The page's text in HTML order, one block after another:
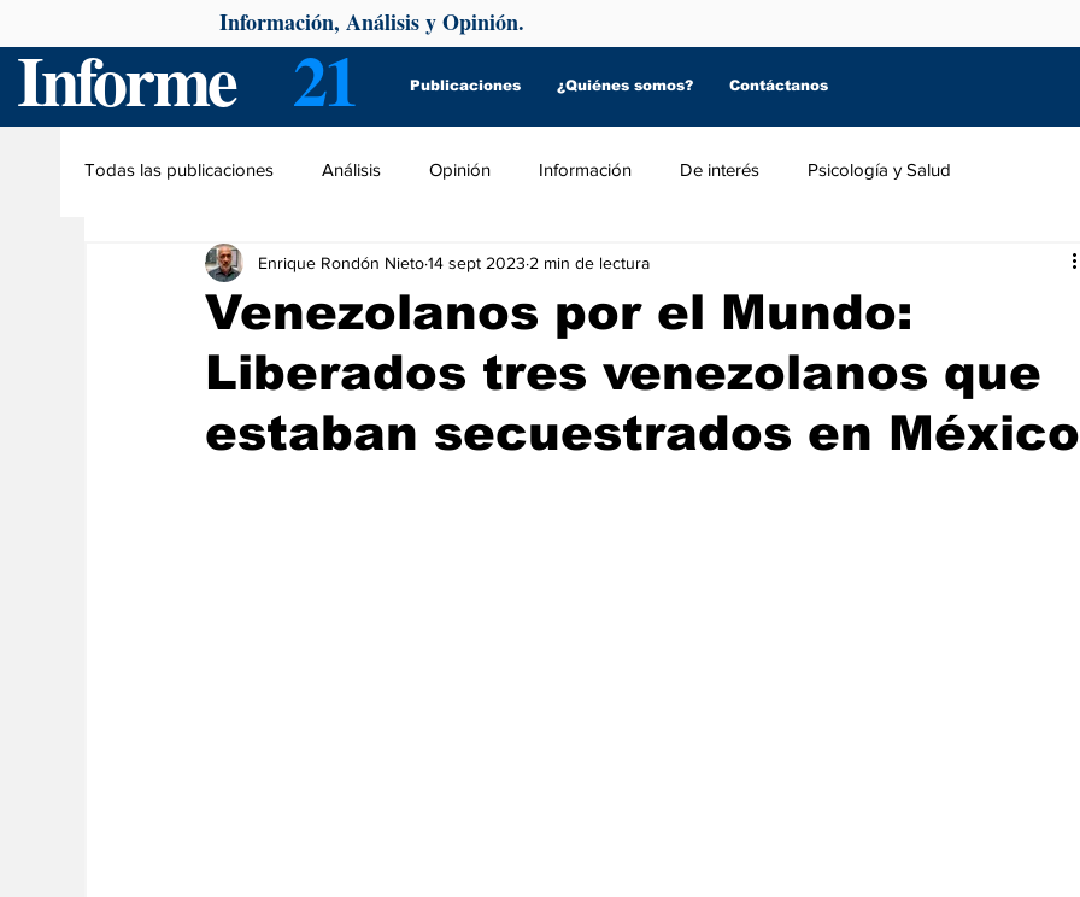
Informe 21 Publicaciones ¿Quiénes somos? Contáctanos
Información, Análisis y Opinión.
Todas las publicaciones Análisis Opinión Información De interés Psicología y Salud
Venezolanos por el Mundo:
Liberados tres venezolanos que
estaban secuestrados en México
Enrique Rondón Nieto14 sept 2023 2 min de lectura